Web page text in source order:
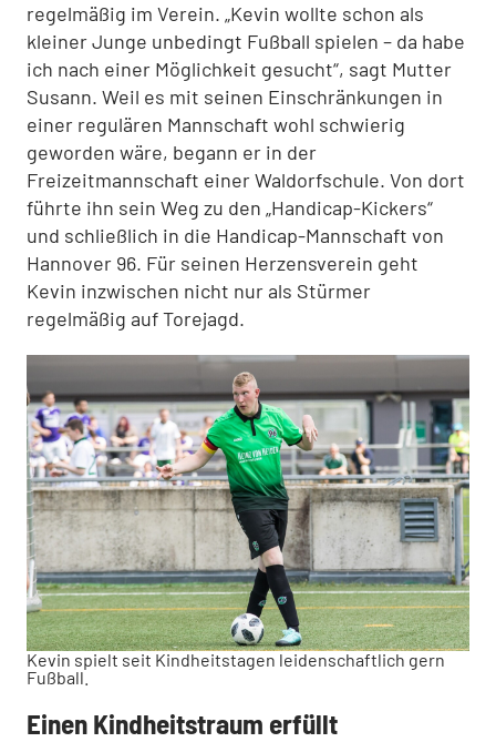
regelmäßig im Verein. „Kevin wollte schon als
kleiner Junge unbedingt Fußball spielen – da habe
ich nach einer Möglichkeit gesucht“, sagt Mutter
Susann. Weil es mit seinen Einschränkungen in
einer regulären Mannschaft wohl schwierig
geworden wäre, begann er in der
Freizeitmannschaft einer Waldorfschule. Von dort
führte ihn sein Weg zu den „Handicap-Kickers“
und schließlich in die Handicap-Mannschaft von
Hannover 96. Für seinen Herzensverein geht
Kevin inzwischen nicht nur als Stürmer
regelmäßig auf Torejagd.
Kevin spielt seit Kindheitstagen leidenschaftlich gern
Fußball.
Einen Kindheitstraum erfüllt